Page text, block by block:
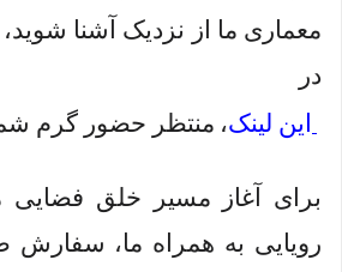
معماری ما از نزدیک آشنا شوید،
در
این لینک، منتظر حضور گرم
برای آغاز مسیر خلق فضایی
رویایی به همراه ما، سفارش